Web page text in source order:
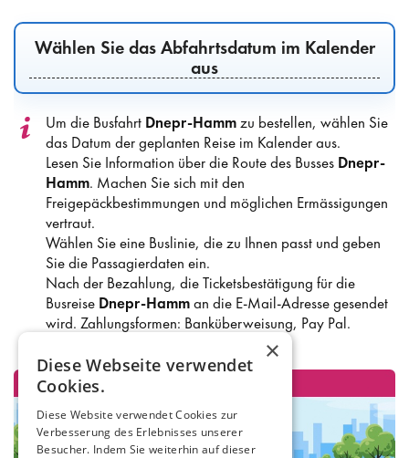
Wählen Sie das Abfahrtsdatum im Kalender
aus
Um die Busfahrt Dnepr-Hammzu bestellen, wählen Sie
das Datum der geplanten Reise im Kalender aus.
Lesen Sie Information über die Route des Busses Dnepr-
Hamm. Machen Sie sich mit den
Freigepäckbestimmungen und möglichen Ermässigungen
vertraut.
Wählen Sie eine Buslinie, die zu Ihnen passt und geben
Sie die Passagierdaten ein.
Nach der Bezahlung, die Ticketsbestätigung für die
Busreise Dnepr-Hamman die E-Mail-Adresse gesendet
wird. Zahlungsformen: Banküberweisung, Pay Pal.
×
Diese Webseite verwendet
Cookies.
Diese Website verwendet Cookies zur
Verbesserung des Erlebnisses unserer
Besucher. Indem Sie weiterhin auf dieser